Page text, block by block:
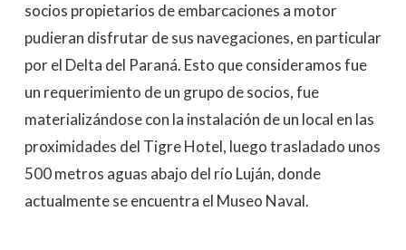
socios propietarios de embarcaciones a motor
pudieran disfrutar de sus navegaciones, en particular
por el Delta del Paraná. Esto que consideramos fue
un requerimiento de un grupo de socios, fue
materializándose con la instalación de un local en las
proximidades del Tigre Hotel, luego trasladado unos
500 metros aguas abajo del río Luján, donde
actualmente se encuentra el Museo Naval.